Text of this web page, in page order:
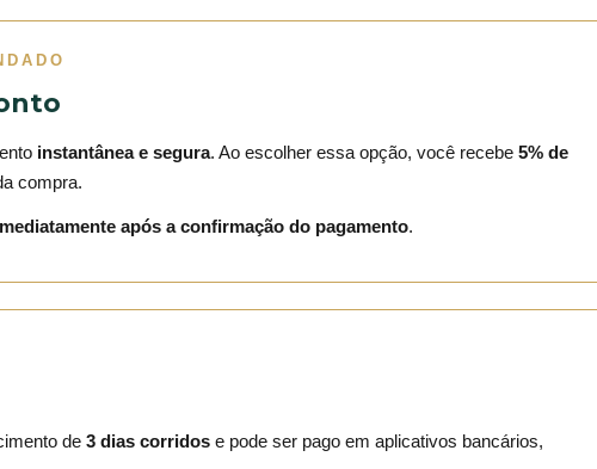
instantânea e segura. Ao escolher essa opção, você recebe 5% de
compra.
após a confirmação do pagamento.
de 3 dias corridos e pode ser pago em aplicativos bancários,